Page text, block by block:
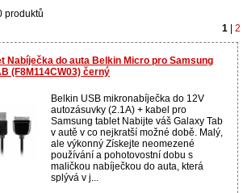
produktů
1
2
Nabíječka do auta Belkin Micro pro Samsung
(F8M114CW03) černý
Belkin USB mikronabíječka do 12V
autozásuvky (2.1A) + kabel pro
Samsung tablet Nabijte váš Galaxy Tab
v autě v co nejkratší možné době. Malý,
ale výkonný Získejte neomezené
používání a pohotovostní dobu s
maličkou nabíječkou do auta, která
splývá v j...